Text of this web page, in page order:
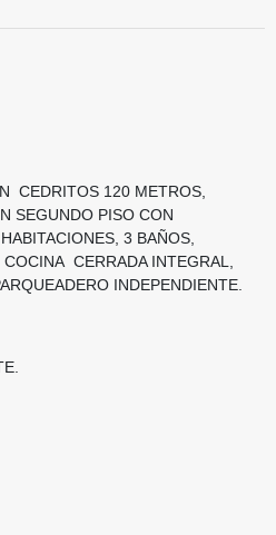
CEDRITOS 120 METROS,
SEGUNDO PISO CON
3 BAÑOS,
CERRADA INTEGRAL,
INDEPENDIENTE.